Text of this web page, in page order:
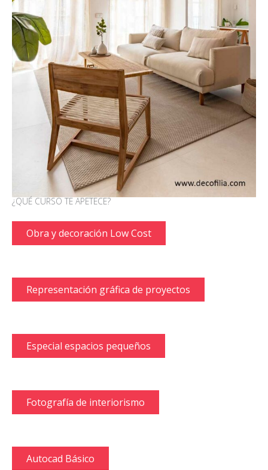
¿QUÉ CURSO TE APETECE?
Obra y decoración Low Cost
Representación gráfica de proyectos
Especial espacios pequeños
Fotografía de interiorismo
Autocad Básico